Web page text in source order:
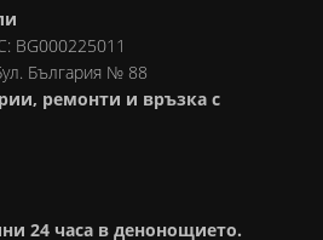
BG000225011
България № 88
ремонти и връзка с
24 часа в денонощието.